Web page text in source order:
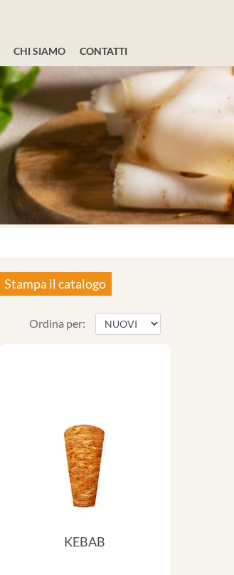
CHI SIAMO CONTATTI
Stampa il catalogo
Ordina per:
KEBAB